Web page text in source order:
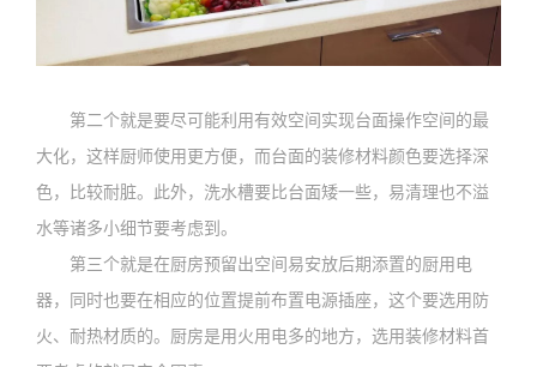
第二个就是要尽可能利用有效空间实现台面操作空间的最
大化，这样厨师使用更方便，而台面的装修材料颜色要选择深
色，比较耐脏。此外，洗水槽要比台面矮一些，易清理也不溢
水等诸多小细节要考虑到。
第三个就是在厨房预留出空间易安放后期添置的厨用电
器，同时也要在相应的位置提前布置电源插座，这个要选用防
火、耐热材质的。厨房是用火用电多的地方，选用装修材料首